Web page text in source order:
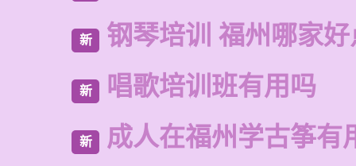
新 钢琴培训 福州哪家好
新 唱歌培训班有用吗
新 成人在福州学古筝有